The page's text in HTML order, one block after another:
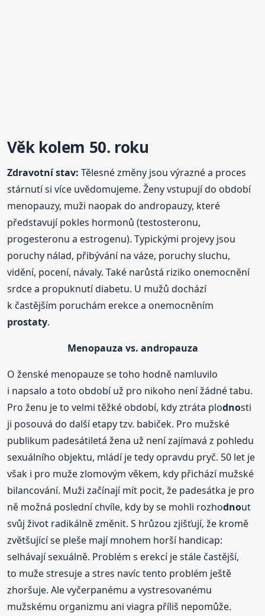
Věk kolem 50. roku
Zdravotní stav: Tělesné změny jsou výrazné a proces
stárnutí si více uvědomujeme. Ženy vstupují do období
menopauzy, muži naopak do andropauzy, které
představují pokles hormonů (testosteronu,
progesteronu a estrogenu). Typickými projevy jsou
poruchy nálad, přibývání na váze, poruchy sluchu,
vidění, pocení, návaly. Také narůstá riziko onemocnění
srdce a propuknutí diabetu. U mužů dochází
k častějším poruchám erekce a onemocněním
prostaty.
Menopauza vs. andropauza
O ženské menopauze se toho hodně namluvilo
i napsalo a toto období už pro nikoho není žádné tabu.
Pro ženu je to velmi těžké období, kdy ztráta plodnosti
ji posouvá do další etapy tzv. babiček. Pro mužské
publikum padesátiletá žena už není zajímavá z pohledu
sexuálního objektu, mládí je tedy opravdu pryč. 50 let je
však i pro muže zlomovým věkem, kdy přichází mužské
bilancování. Muži začínají mít pocit, že padesátka je pro
ně možná poslední chvíle, kdy by se mohli rozhodnout
svůj život radikálně změnit. S hrůzou zjišťují, že kromě
zvětšující se pleše mají mnohem horší handicap:
selhávají sexuálně. Problém s erekcí je stále častější,
to muže stresuje a stres navíc tento problém ještě
zhoršuje. Ale vyčerpanému a vystresovanému
mužskému organizmu ani viagra příliš nepomůže.